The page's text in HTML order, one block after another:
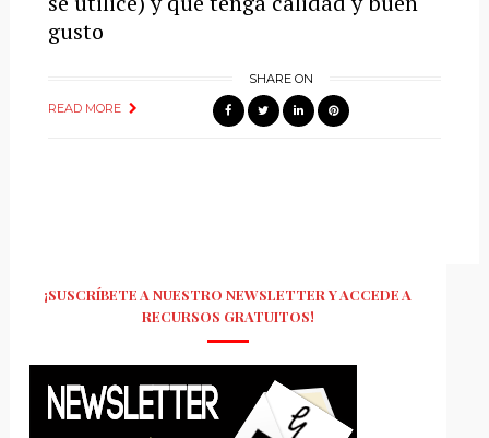
gusto
READ MORE
SHARE ON
¡SUSCRÍBETE A NUESTRO NEWSLETTER Y ACCEDE A
RECURSOS GRATUITOS!